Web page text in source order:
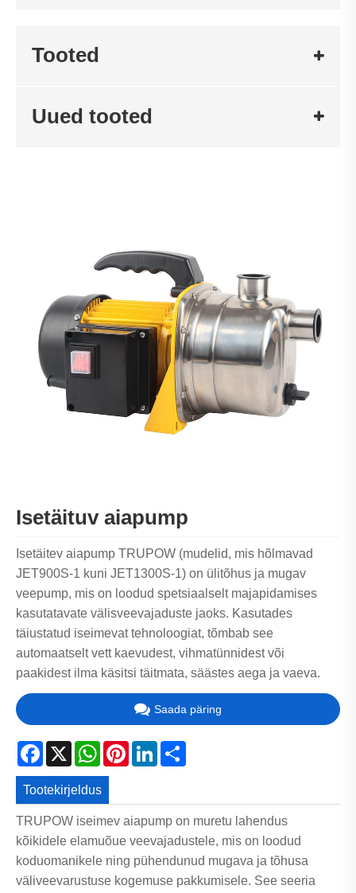
Tooted
Uued tooted
Isetäituv aiapump
Isetäitev aiapump TRUPOW (mudelid, mis hõlmavad
JET900S-1 kuni JET1300S-1) on ülitõhus ja mugav
veepump, mis on loodud spetsiaalselt majapidamises
kasutatavate välisveevajaduste jaoks. Kasutades
täiustatud iseimevat tehnoloogiat, tõmbab see
automaatselt vett kaevudest, vihmatünnidest või
paakidest ilma käsitsi täitmata, säästes aega ja vaeva.
Saada päring
Facebook
X WhatsApp
PinterestLinkedIn
Tootekirjeldus
TRUPOW iseimev aiapump on muretu lahendus
kõikidele elamuõue veevajadustele, mis on loodud
koduomanikele ning pühendunud mugava ja tõhusa
väliveevarustuse kogemuse pakkumisele. See seeria